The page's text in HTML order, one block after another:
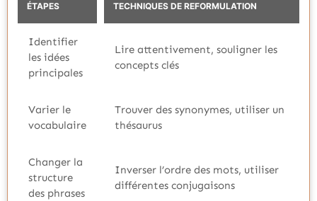
ÉTAPES TECHNIQUES DE REFORMULATION
Identifier
les idées
principales
Lire attentivement, souligner les
concepts clés
Varier le
vocabulaire
Trouver des synonymes, utiliser un
thésaurus
Changer la
structure
des phrases
Inverser l’ordre des mots, utiliser
différentes conjugaisons